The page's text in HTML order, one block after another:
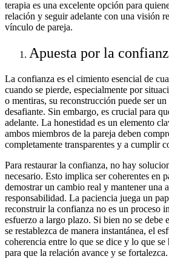
terapia es una excelente opción para
relación y seguir adelante con una visión
vínculo de pareja.
Apuesta por la
La confianza es el cimiento esencial de
cuando se pierde, especialmente por
o mentiras, su reconstrucción puede ser
desafiante. Sin embargo, es crucial para
adelante. La honestidad es un elemento
ambos miembros de la pareja deben
completamente transparentes y a cumplir
Para restaurar la confianza, no hay
necesario. Esto implica ser coherentes en
demostrar un cambio real y mantener una
responsabilidad. La paciencia juega un
reconstruir la confianza no es un proceso
esfuerzo a largo plazo. Si bien no se debe
se restablezca de manera instantánea, el
coherencia entre lo que se dice y lo que se
para que la relación avance y se fortalezca.